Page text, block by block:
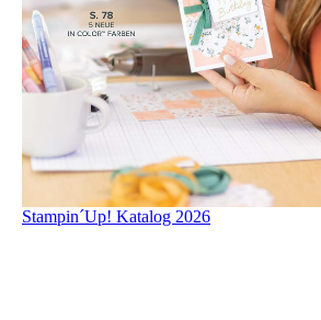
Stampin´Up! Katalog 2026